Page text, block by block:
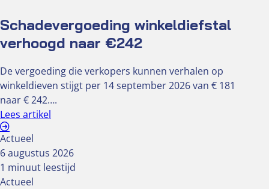
Schadevergoeding winkeldiefstal
verhoogd naar €242
De vergoeding die verkopers kunnen verhalen op
winkeldieven stijgt per 14 september 2026 van € 181
naar € 242….
Lees artikel
Actueel
6 augustus 2026
1 minuut leestijd
Actueel